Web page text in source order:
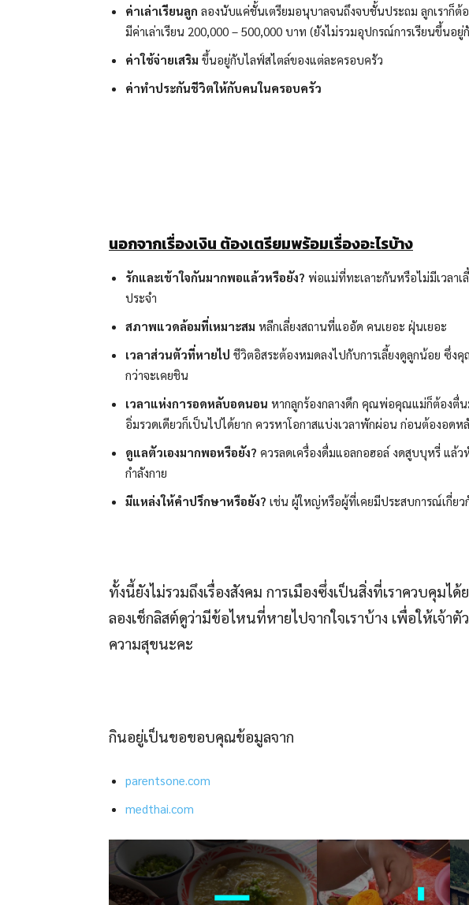
ค่าเล่าเรียนลูก ลองนับแค่ชั้นเตรียมอนุบาลจนถึงจบชั้นประถม ลูกเราก็ต้
มีค่าเล่าเรียน 200,000 – 500,000 บาท (ยังไม่รวมอุปกรณ์การเรียนขึ้นอ
ค่าใช้จ่ายเสริม ขึ้นอยู่กับไลฟ์สไตล์ของแต่ละครอบครัว
ค่าทำประกันชีวิตให้กับคนในครอบครัว
นอกจากเรื่องเงิน ต้องเตรียมพร้อมเรื่องอะไรบ้าง
รักและเข้าใจกันมากพอแล้วหรือยัง? พ่อแม่ที่ทะเลาะกันหรือไม่มีเวลาเ
ประจำ
สภาพแวดล้อมที่เหมาะสม หลีกเลี่ยงสถานที่แออัด คนเยอะ ฝุ่นเยอะ
เวลาส่วนตัวที่หายไป ชีวิตอิสระต้องหมดลงไปกับการเลี้ยงดูลูกน้อย ซึ่ง
กว่าจะเคยชิน
เวลาแห่งการอดหลับอดนอน หากลูกร้องกลางดึก คุณพ่อคุณแม่ก็ต้องตื่น
อิ่มรวดเดียวก็เป็นไปได้ยาก ควรหาโอกาสแบ่งเวลาพักผ่อน ก่อนต้องอด
ดูแลตัวเองมากพอหรือยัง? ควรลดเครื่องดื่มแอลกอฮอล์ งดสูบบุหรี่ แล้ว
กำลังกาย
มีแหล่งให้คำปรึกษาหรือยัง? เช่น ผู้ใหญ่หรือผู้ที่เคยมีประสบการณ์เกี่ยว
ทั้งนี้ยังไม่รวมถึงเรื่องสังคม การเมืองซึ่งเป็นสิ่งที่เราควบคุมไ
ลองเช็กลิสต์ดูว่ามีข้อไหนที่หายไปจากใจเราบ้าง เพื่อให้เจ้า
ความสุขนะคะ
กินอยู่เป็นขอขอบคุณข้อมูลจาก
parentsone.com
medthai.com